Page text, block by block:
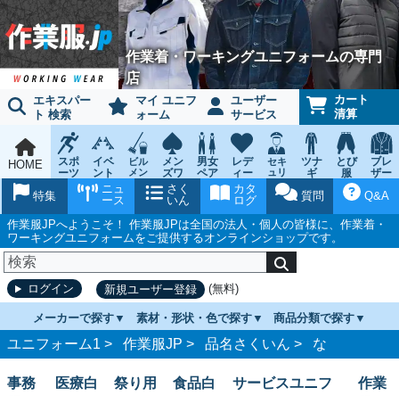
作業着・ワーキングユニフォームの専門
店
エキスパー
ト 検索
マイ ユニフ
ォーム
ユーザー
サービス
カート
清算
HOME
スポ
ーツ
ウェ
イベ
ント
チー
ム
ビル
メン
ンス
メン
ズワ
ーキ
ング
男女
ペア
レデ
ィー
ス
ワー
キン
グ
セキ
ュリ
ティ
ウェ
ツナ
ギ
とび
服
鳶作
業用
ブレ
ザー
ツ
Q&A
質問
カタ
ログ
さく
いん
ニュ
ース
特集
作業服JPへようこそ！ 作業服JPは全国の法人・個人の皆様に、作業着・
ワーキングユニフォームをご提供するオンラインショップです。
ログイン 新規ユーザー登録 (無料)
メーカーで探す 素材・形状・色で探す 商品分類で探す
ユニフォーム1 > 作業服JP > 品名さくいん > な
事務
医療白
祭り用
食品白
サービスユニフ
作業